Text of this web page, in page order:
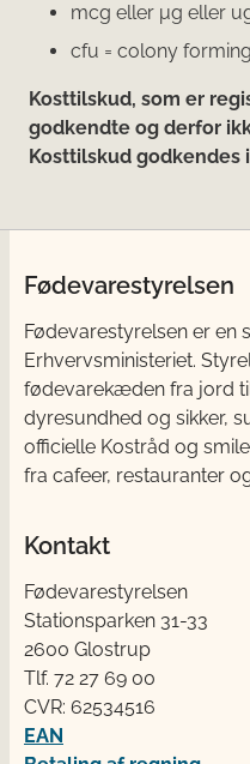
mcg eller μg eller
cfu = colony
Kosttilskud, som er
godkendte og derfor
Kosttilskud godkendes
Fødevarestyrelsen
Fødevarestyrelsen er en
Erhvervsministeriet.
fødevarekæden fra jord
dyresundhed og sikker,
officielle Kostråd og
fra cafeer, restauranter
Kontakt
Fødevarestyrelsen
Stationsparken 31-33
2600 Glostrup
Tlf. 72 2​​​7 69 00
CVR: 62534516
EAN